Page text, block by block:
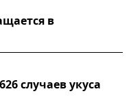
в
случаев укуса